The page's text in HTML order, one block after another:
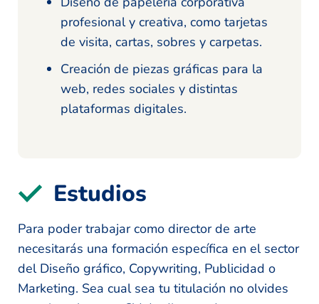
profesional y creativa, como tarjetas
de visita, cartas, sobres y carpetas.
Creación de piezas gráficas para la
web, redes sociales y distintas
plataformas digitales.
Estudios
Para poder trabajar como director de arte
necesitarás una formación específica en el sector
del Diseño gráfico, Copywriting, Publicidad o
Marketing. Sea cual sea tu titulación no olvides